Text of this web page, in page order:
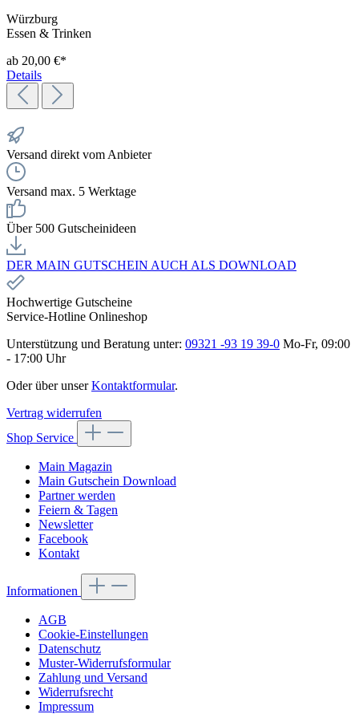
Würzburg
Essen & Trinken
ab 20,00 €*
Details
Versand direkt vom Anbieter
Versand max. 5 Werktage
Über 500 Gutscheinideen
DER MAIN GUTSCHEIN AUCH ALS DOWNLOAD
Hochwertige Gutscheine
Service-Hotline Onlineshop
Unterstützung und Beratung unter: 09321 -93 19 39-0 Mo-Fr, 09:00
- 17:00 Uhr
Oder über unserKontaktformular.
Vertrag widerrufen
Shop Service
Main Magazin
Main Gutschein Download
Partner werden
Feiern & Tagen
Newsletter
Facebook
Kontakt
Informationen
AGB
Cookie-Einstellungen
Datenschutz
Muster-Widerrufsformular
Zahlung und Versand
Widerrufsrecht
Impressum